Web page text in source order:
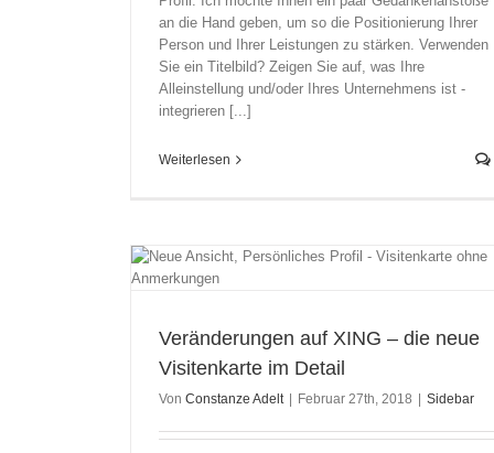
an die Hand geben, um so die Positionierung Ihrer
Person und Ihrer Leistungen zu stärken. Verwenden
Sie ein Titelbild? Zeigen Sie auf, was Ihre
Alleinstellung und/oder Ihres Unternehmens ist -
integrieren [...]
Weiterlesen
Veränderungen auf XING – die neue
Visitenkarte im Detail
Von Constanze Adelt Februar 27th, 2018 Sidebar